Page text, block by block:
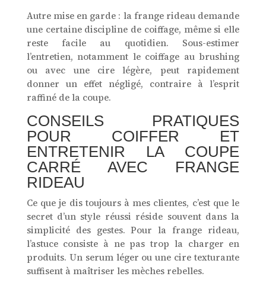
Autre mise en garde : la frange rideau demande
une certaine discipline de coiffage, même si elle
reste facile au quotidien. Sous-estimer
l’entretien, notamment le coiffage au brushing
ou avec une cire légère, peut rapidement
donner un effet négligé, contraire à l’esprit
raffiné de la coupe.
CONSEILS PRATIQUES
POUR COIFFER ET
ENTRETENIR LA COUPE
CARRÉ AVEC FRANGE
RIDEAU
Ce que je dis toujours à mes clientes, c’est que le
secret d’un style réussi réside souvent dans la
simplicité des gestes. Pour la frange rideau,
l’astuce consiste à ne pas trop la charger en
produits. Un serum léger ou une cire texturante
suffisent à maîtriser les mèches rebelles.